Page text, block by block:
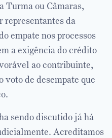
Turma ou Câmaras,
representantes da
empate nos processos
a exigência do crédito
ao contribuinte,
voto de desempate que
sendo discutido já há
Acreditamos